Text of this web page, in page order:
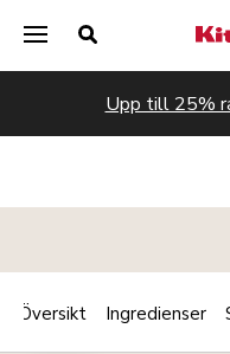
Upp till 25%
PASTA
Översikt Ingredienser